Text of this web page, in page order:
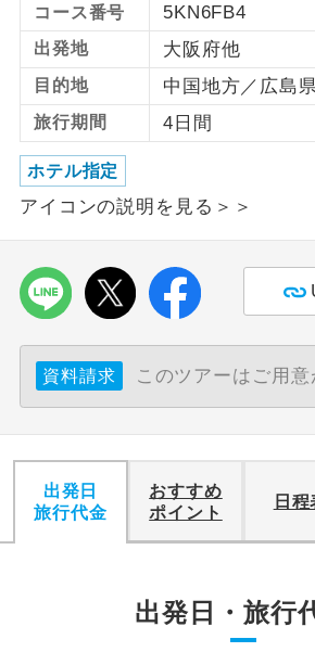
コース番号 5KN6FB4
出発地 大阪府他
目的地 中国地方／広島
旅行期間 4日間
ホテル指定
アイコンの説明を見る＞＞
資料請求 このツアーはご用
出発日
旅行代金
おすすめ
ポイント
日程
出発日・旅行
女性限定
女性限定でご参加
す。
年齢制限あり
ご参加にあたり年
です。
航空会社指定
ホテル指定
ご紹介するホテル
おひとり様バ
おひとり様でバス